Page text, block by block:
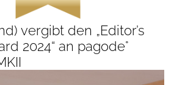
vergibt den „Editor’s
2024“ an pagode°